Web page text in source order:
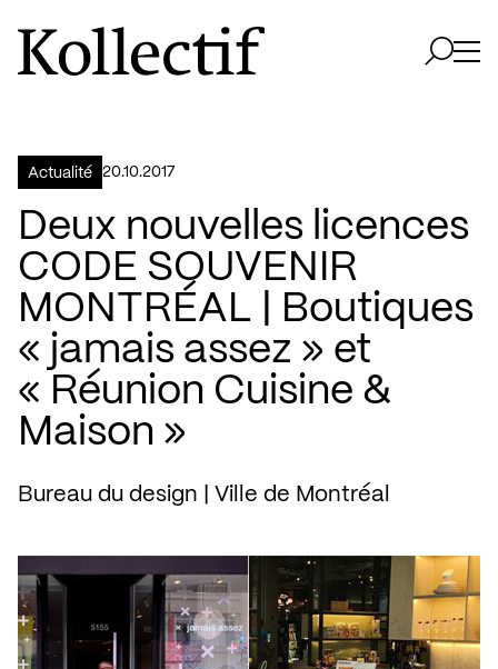
Aller à la page d'accueil
Logo Kollectif
Actualité 20.10.2017
Deux nouvelles licences
CODE SOUVENIR
MONTRÉAL | Boutiques
« jamais assez » et
« Réunion Cuisine &
Maison »
Bureau du design | Ville de Montréal